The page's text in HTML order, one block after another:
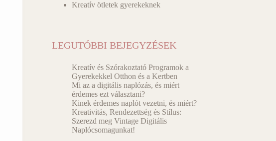
Kreatív ötletek gyerekeknek
LEGUTÓBBI BEJEGYZÉSEK
Kreatív és Szórakoztató Programok a
Gyerekekkel Otthon és a Kertben
Mi az a digitális naplózás, és miért
érdemes ezt választani?
Kinek érdemes naplót vezetni, és miért?
Kreativitás, Rendezettség és Stílus:
Szerezd meg Vintage Digitális
Naplócsomagunkat!